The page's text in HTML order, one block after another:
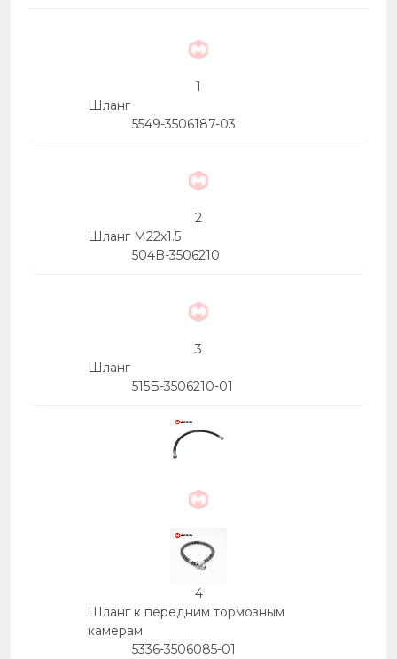
1
Шланг
5549-3506187-03
2
Шланг М22x1.5
504B-3506210
3
Шланг
515Б-3506210-01
4
Шланг к передним тормозным
камерам
5336-3506085-01